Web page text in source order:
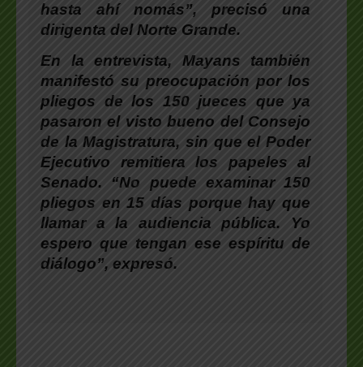
hasta ahí nomás”, precisó una
dirigenta del Norte Grande.
En la entrevista, Mayans también
manifestó su preocupación por los
pliegos de los 150 jueces que ya
pasaron el visto bueno del Consejo
de la Magistratura, sin que el Poder
Ejecutivo remitiera los papeles al
Senado. “No puede examinar 150
pliegos en 15 días porque hay que
llamar a la audiencia pública. Yo
espero que tengan ese espíritu de
diálogo”, expresó.